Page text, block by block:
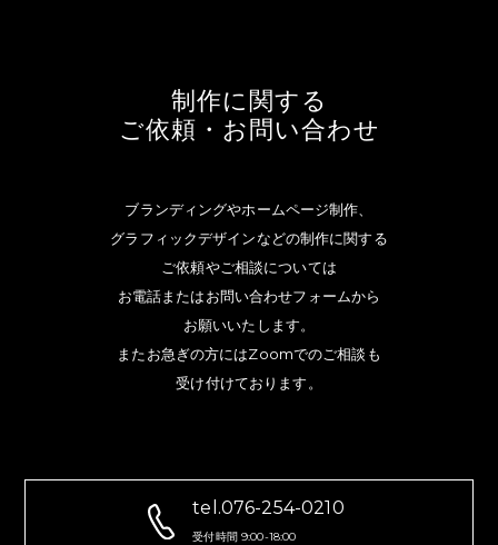
制作に関する
ご依頼・お問い合わせ
ブランディングやホームページ制作、
グラフィックデザインなどの制作に関する
ご依頼やご相談については
お電話またはお問い合わせフォームから
お願いいたします。
またお急ぎの方にはZoomでのご相談も
受け付けております。
tel.076-254-0210
受付時間 9:00-18:00